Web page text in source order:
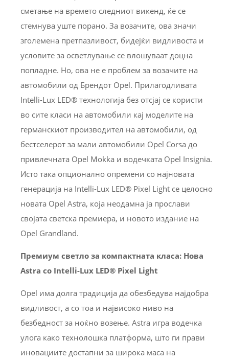
сметање на времето следниот викенд, ќе се
стемнува уште порано. За возачите, ова значи
зголемена претпазливост, бидејќи видливоста и
условите за осветлување се влошуваат доцна
попладне. Но, ова не е проблем за возачите на
автомобили од Брендот Opel. Прилагодливата
Intelli-Lux LED® технологија без отсјај се користи
во сите класи на автомобили кај моделите на
германскиот производител на автомобили, од
бестселерот за мали автомобили Opel Corsa до
привлечната Opel Mokka и водечката Opel Insignia.
Исто така опционално опремени со најновата
генерација на Intelli-Lux LED® Pixel Light се целосно
новата Opel Astra, која неодамна ја прослави
својата светска премиера, и новото издание на
Opel Grandland.
Премиум светло за компактната класа: Нова
Astra со Intelli-Lux LED® Pixel Light
Opel има долга традиција да обезбедува најдобра
видливост, а со тоа и највисоко ниво на
безбедност за ноќно возење. Astra игра водечка
улога како технолошка платформа, што ги прави
иновациите достапни за широка маса на